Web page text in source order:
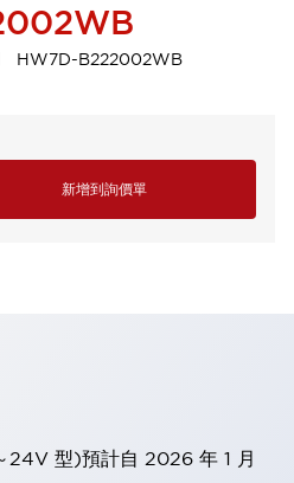
HW7D-B222002WB
新增到詢價單
24V 型)預計自 2026 年 1 月